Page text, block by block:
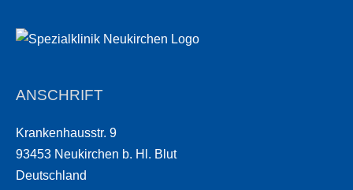
ANSCHRIFT
Krankenhausstr. 9
93453 Neukirchen b. Hl. Blut
Deutschland